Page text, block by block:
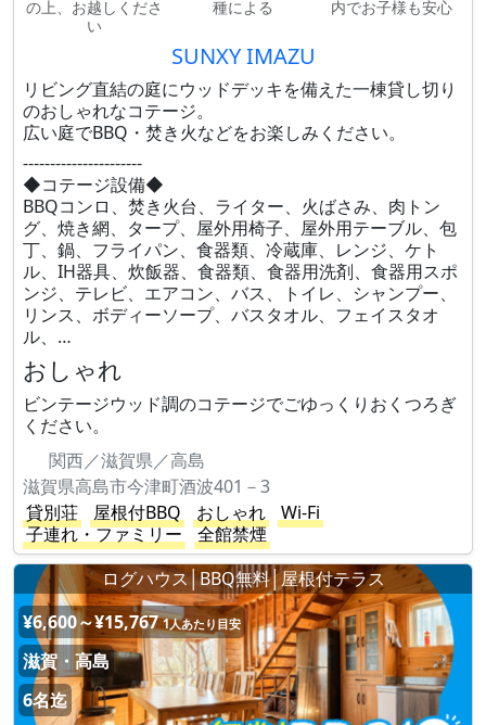
の上、お越しくださ
い
種による 内でお子様も安心
SUNXY IMAZU
リビング直結の庭にウッドデッキを備えた一棟貸し切り
のおしゃれなコテージ。
広い庭でBBQ・焚き火などをお楽しみください。
----------------------
◆コテージ設備◆
BBQコンロ、焚き火台、ライター、火ばさみ、肉トン
グ、焼き網、タープ、屋外用椅子、屋外用テーブル、包
丁、鍋、フライパン、食器類、冷蔵庫、レンジ、ケト
ル、IH器具、炊飯器、食器類、食器用洗剤、食器用スポ
ンジ、テレビ、エアコン、バス、トイレ、シャンプー、
リンス、ボディーソープ、バスタオル、フェイスタオ
ル、…
おしゃれ
ビンテージウッド調のコテージでごゆっくりおくつろぎ
ください。
関西／滋賀県／高島
滋賀県高島市今津町酒波401－3
貸別荘
屋根付BBQ おしゃれ
Wi-Fi
子連れ・ファミリー
全館禁煙
ログハウス│BBQ無料│屋根付テラス
¥6,600～¥15,767 1人あたり目安
滋賀・高島
6名迄